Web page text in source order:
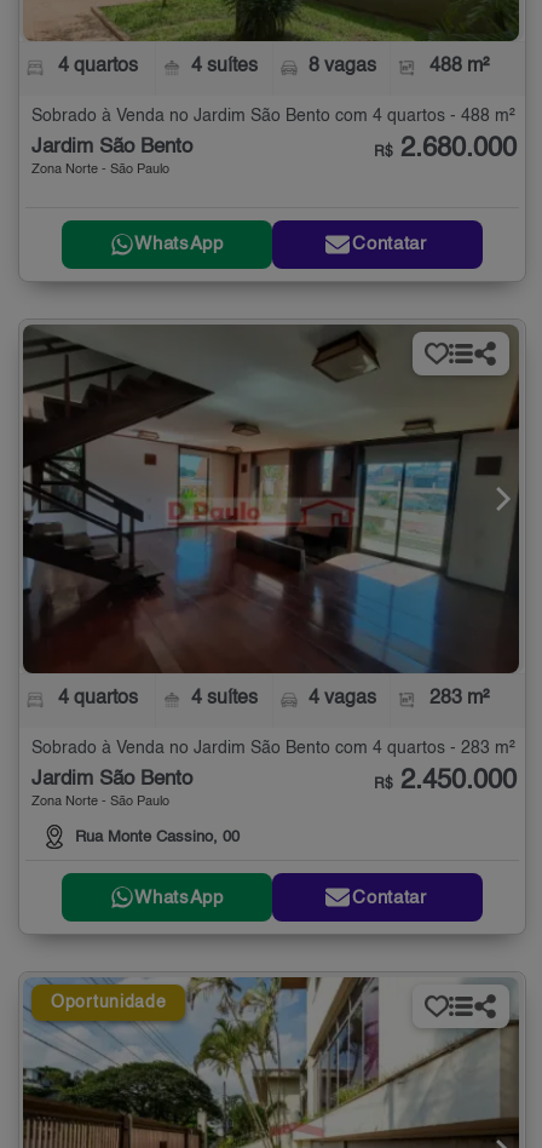
4 quartos 4 suítes 8 vagas 488 m²
Sobrado à Venda no Jardim São Bento com 4 quartos - 488 m²
Jardim São Bento
Zona Norte - São Paulo
R$ 2.680.000
WhatsApp Contatar
4 quartos 4 suítes 4 vagas 283 m²
Sobrado à Venda no Jardim São Bento com 4 quartos - 283 m²
Jardim São Bento
Zona Norte - São Paulo
Rua Monte Cassino, 00
R$ 2.450.000
WhatsApp Contatar
Oportunidade